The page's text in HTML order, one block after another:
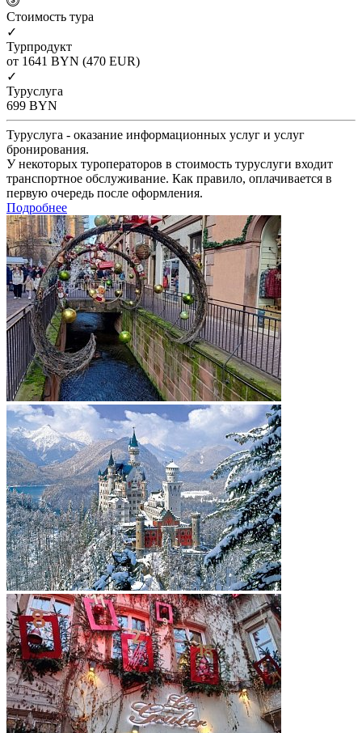
Cтоимость тура
✓
Турпродукт
от 1641 BYN (470 EUR)
✓
Туруслуга
699 BYN
Туруслуга - оказание информационных услуг и услуг
бронирования.
У некоторых туроператоров в стоимость туруслуги входит
транспортное обслуживание. Как правило, оплачивается в
первую очередь после оформления.
Подробнее